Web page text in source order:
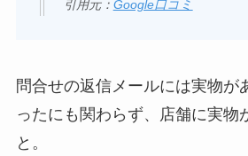
引用元： Google口コミ
問合せの返信メールには実物が
ったにも関わらず、店舗に実物
と。